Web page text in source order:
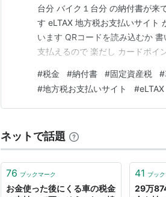
台分 バイク１台分 の納付書が来
す eLTAX 地方税お支払いサイト
います QRコードを読み込むか
支払えるので 楽だし カードポイ
通して把握できる支出なので 賞
のローン 〇来年の…
#税金 #納付書 #固定資産税 #
#地方税お支払いサイト #eLTAX
ネットで話題
76 ブックマーク
お金使った後にくる車の税金
41 ブッ
29万